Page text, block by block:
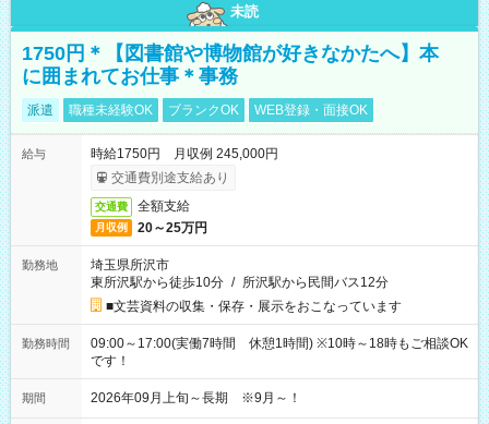
未読
1750円＊【図書館や博物館が好きなかたへ】本
に囲まれてお仕事＊事務
派遣 職種未経験OK ブランクOK WEB登録・面接OK
給与
時給1750円 月収例 245,000円
交通費別途支給あり
交通費 全額支給
月収例 20～25万円
勤務地
埼玉県所沢市
東所沢駅から徒歩10分 / 所沢駅から民間バス12分
■文芸資料の収集・保存・展示をおこなっています
勤務時間
09:00～17:00(実働7時間 休憩1時間) ※10時～18時もご相談OK
です！
期間 2026年09月上旬～長期 ※9月～！